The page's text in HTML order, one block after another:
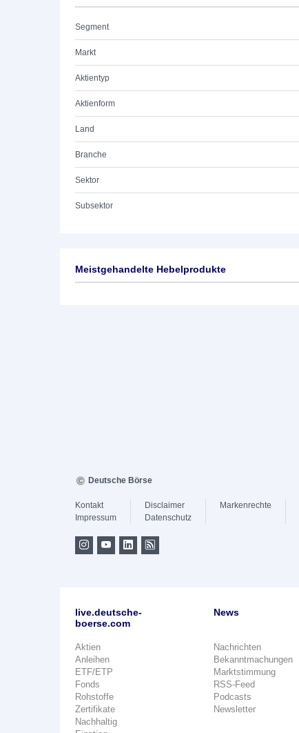
Segment
Markt
Aktientyp
Aktienform
Land
Branche
Sektor
Subsektor
Meistgehandelte Hebelprodukte
Deutsche Börse
Kontakt
Impressum
Disclaimer
Datenschutz
Markenrechte
live.deutsche-
boerse.com
Aktien
Anleihen
ETF/ETP
Fonds
Rohstoffe
Zertifikate
Nachhaltig
News
Nachrichten
Bekanntmachungen
Marktstimmung
RSS-Feed
Podcasts
Newsletter